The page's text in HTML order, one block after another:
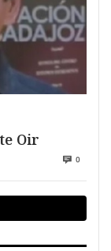
Oir
0